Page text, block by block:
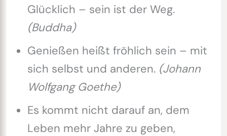
Glücklich – sein ist der Weg.
(Buddha)
Genießen heißt fröhlich sein – mit
sich selbst und anderen. (Johann
Wolfgang Goethe)
Es kommt nicht darauf an, dem
Leben mehr Jahre zu geben,